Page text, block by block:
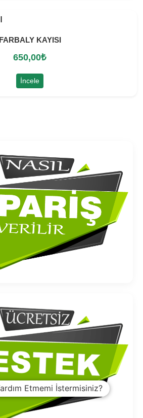
FARBALY KAYISI
650,00₺
İncele
Etmemi İstermisiniz?